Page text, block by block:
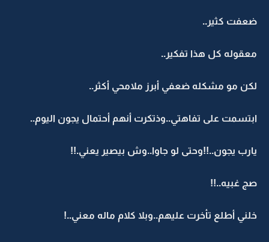
ضعفت كثير..
معقوله كل هذا تفكير..
لكن مو مشكله ضعفي أبرز ملامحي أكثر..
ابتسمت على تفاهتي..وذتكرت أنهم أحتمال يجون اليوم..
يارب يجون..!!وحتى لو جاوا..وش بيصير يعني.!!
صج غبيه..!!
خلني أطلع تأخرت عليهم..وبلا كلام ماله معني..!